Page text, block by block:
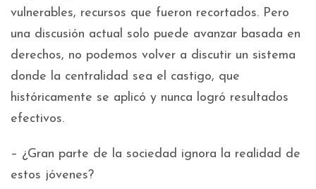
vulnerables, recursos que fueron recortados. Pero
una discusión actual solo puede avanzar basada en
derechos, no podemos volver a discutir un sistema
donde la centralidad sea el castigo, que
históricamente se aplicó y nunca logró resultados
efectivos.
– ¿Gran parte de la sociedad ignora la realidad de
estos jóvenes?